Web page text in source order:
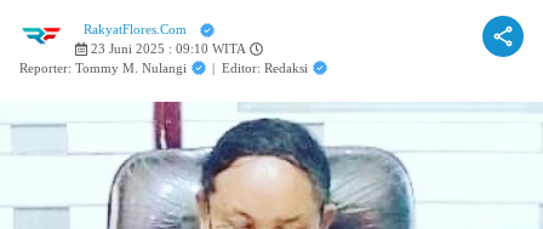
RakyatFlores.Com
23 Juni 2025 : 09:10 WITA
Reporter: Tommy M. Nulangi
| Editor: Redaksi